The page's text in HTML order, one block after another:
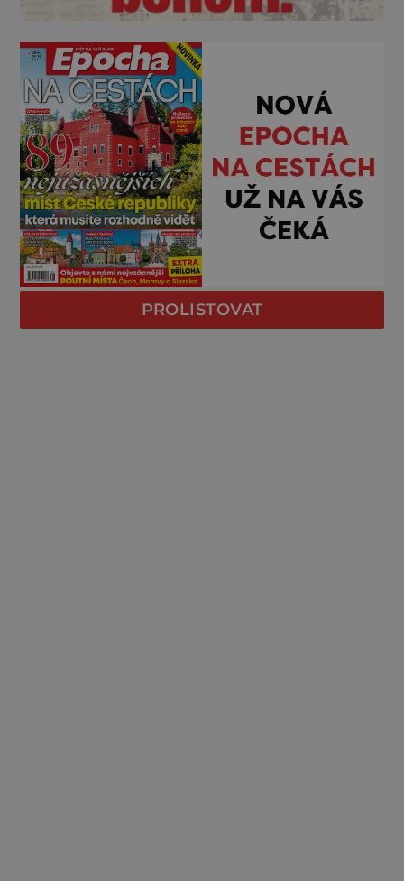
PROLISTOVAT